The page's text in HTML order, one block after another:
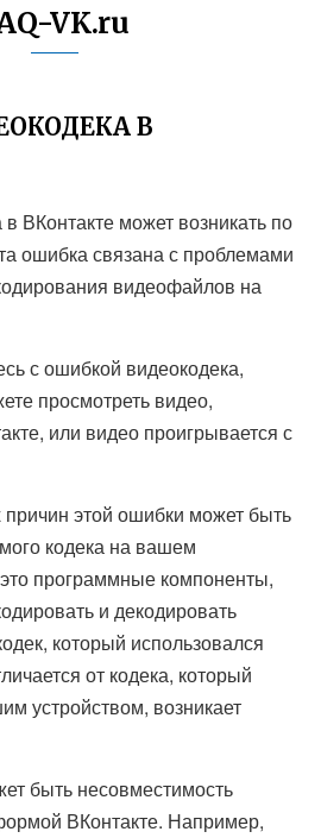
VK.ru
В
ВКонтакте может возникать по
ошибка связана с проблемами
видеофайлов на
с ошибкой видеокодека,
просмотреть видео,
или видео проигрывается с
этой ошибки может быть
кодека на вашем
программные компоненты,
и декодировать
который использовался
от кодека, который
устройством, возникает
быть несовместимость
ВКонтакте. Например,